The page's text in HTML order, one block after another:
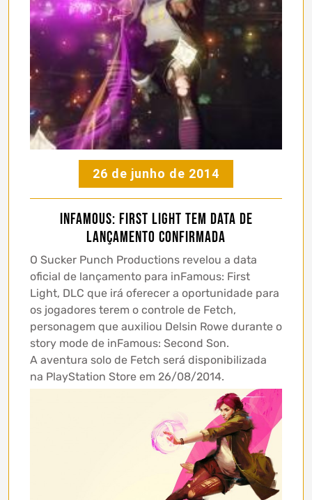
26 de junho de 2014
inFamous: First Light tem data de
lançamento confirmada
O Sucker Punch Productions revelou a data
oficial de lançamento para inFamous: First
Light, DLC que irá oferecer a oportunidade para
os jogadores terem o controle de Fetch,
personagem que auxiliou Delsin Rowe durante o
story mode de inFamous: Second Son.
A aventura solo de Fetch será disponibilizada
na PlayStation Store em 26/08/2014.